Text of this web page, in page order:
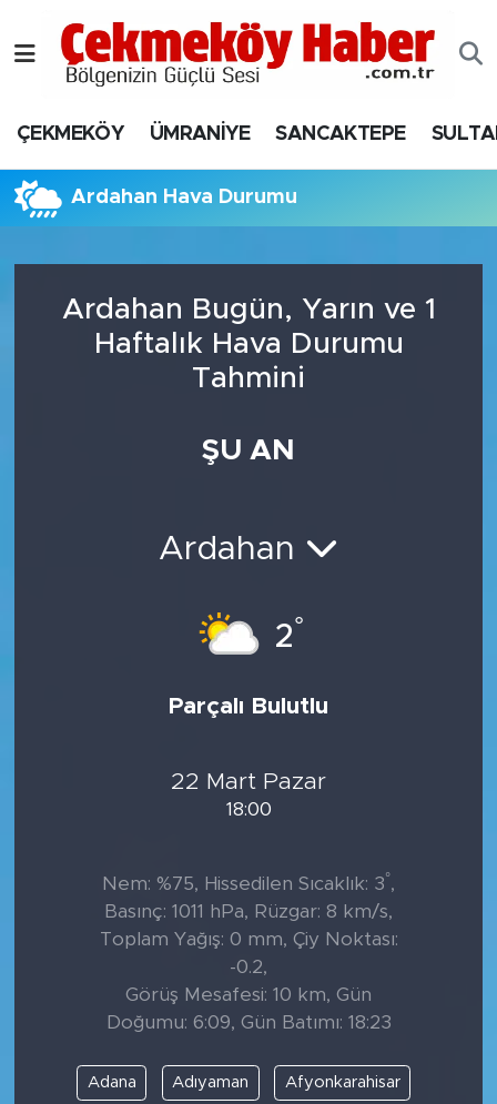
ÇEKMEKÖY ÜMRANİYE SANCAKTEPE
Ardahan Hava Durumu
Ardahan Bugün, Yarın ve 1
Haftalık Hava Durumu
Tahmini
ŞU AN
Ardahan
2°
Parçalı Bulutlu
22 Mart Pazar
18:00
Nem: %75, Hissedilen Sıcaklık: 3°,
Basınç: 1011 hPa, Rüzgar: 8 km/s,
Toplam Yağış: 0 mm, Çiy Noktası:
-0.2,
Görüş Mesafesi: 10 km, Gün
Doğumu: 6:09, Gün Batımı: 18:23
Adana Adıyaman Afyonkarahisar
Nöbetçi Eczaneler
Hava Durumu
Namaz Vakitleri
Süper Lig Puan Durumu ve Fikstür
Tüm Manşetler